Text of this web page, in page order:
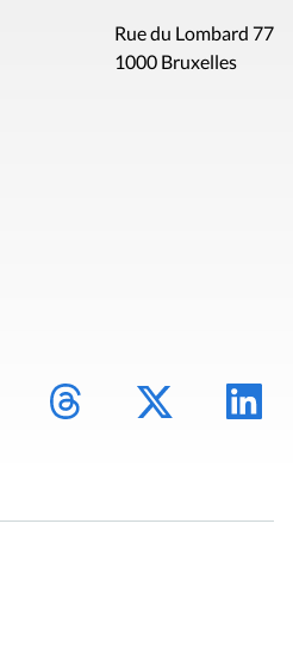
Rue du Lombard 77
1000 Bruxelles